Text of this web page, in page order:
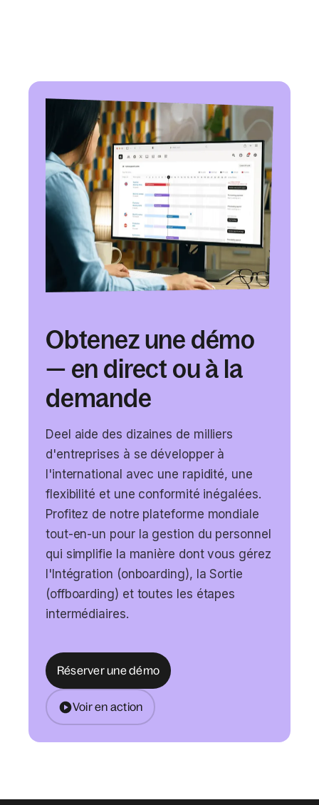
Obtenez une démo
— en direct ou à la
demande
Deel aide des dizaines de milliers
d'entreprises à se développer à
l'international avec une rapidité, une
flexibilité et une conformité inégalées.
Profitez de notre plateforme mondiale
tout-en-un pour la gestion du personnel
qui simplifie la manière dont vous gérez
l'Intégration (onboarding), la Sortie
(offboarding) et toutes les étapes
intermédiaires.
Réserver une démo
Voir en action